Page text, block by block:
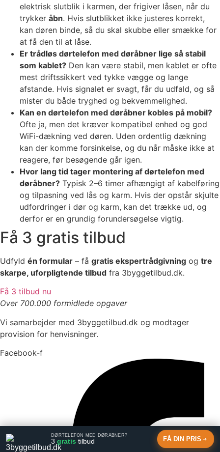
elektrisk slutblik i karmen, der frigiver låsen, når du
trykker åbn. Hvis slutblikket ikke justeres korrekt,
kan døren binde, så du skal skubbe eller smække for
at få den til at låse.
Er trådløs dørtelefon med døråbner lige så stabil
som kablet? Den kan være stabil, men kablet er ofte
mest driftssikkert ved tykke vægge og lange
afstande. Hvis signalet er svagt, får du udfald, og så
mister du både tryghed og bekvemmelighed.
Kan en dørtelefon med døråbner kobles på mobil?
Ofte ja, men det kræver kompatibel enhed og god
WiFi-dækning ved døren. Uden ordentlig dækning
kan der komme forsinkelse, og du når måske ikke at
reagere, før besøgende går igen.
Hvor lang tid tager montering af dørtelefon med
døråbner? Typisk 2–6 timer afhængigt af kabelføring
og tilpasning ved lås og karm. Hvis der opstår skjulte
udfordringer i dør og karm, kan det trække ud, og
derfor er en grundig forundersøgelse vigtig.
Få 3 gratis tilbud
Udfyld én formular – få gratis ekspertrådgivning og tre
skarpe, uforpligtende tilbud fra 3byggetilbud.dk.
Få 3 tilbud nu
Over 700.000 formidlede opgaver
DØRTELEFON MED DØRÅBNER?
3 gratis tilbud FÅ DIN PRIS
Vi samarbejder med 3byggetilbud.dk og modtager
provision for henvisninger.
Facebook-f